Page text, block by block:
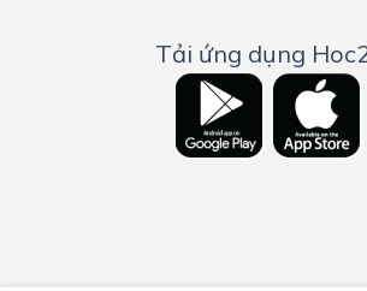
Tải ứng dụng